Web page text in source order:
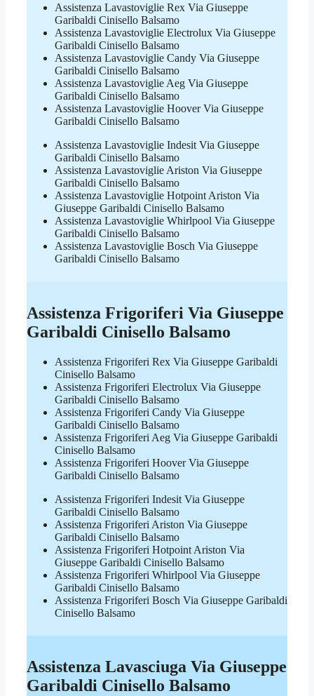
Assistenza Lavastoviglie Rex Via Giuseppe
Garibaldi Cinisello Balsamo
Assistenza Lavastoviglie Electrolux Via Giuseppe
Garibaldi Cinisello Balsamo
Assistenza Lavastoviglie Candy Via Giuseppe
Garibaldi Cinisello Balsamo
Assistenza Lavastoviglie Aeg Via Giuseppe
Garibaldi Cinisello Balsamo
Assistenza Lavastoviglie Hoover Via Giuseppe
Garibaldi Cinisello Balsamo
Assistenza Lavastoviglie Indesit Via Giuseppe
Garibaldi Cinisello Balsamo
Assistenza Lavastoviglie Ariston Via Giuseppe
Garibaldi Cinisello Balsamo
Assistenza Lavastoviglie Hotpoint Ariston Via
Giuseppe Garibaldi Cinisello Balsamo
Assistenza Lavastoviglie Whirlpool Via Giuseppe
Garibaldi Cinisello Balsamo
Assistenza Lavastoviglie Bosch Via Giuseppe
Garibaldi Cinisello Balsamo
Assistenza Frigoriferi Via Giuseppe
Garibaldi Cinisello Balsamo
Assistenza Frigoriferi Rex Via Giuseppe Garibaldi
Cinisello Balsamo
Assistenza Frigoriferi Electrolux Via Giuseppe
Garibaldi Cinisello Balsamo
Assistenza Frigoriferi Candy Via Giuseppe
Garibaldi Cinisello Balsamo
Assistenza Frigoriferi Aeg Via Giuseppe Garibaldi
Cinisello Balsamo
Assistenza Frigoriferi Hoover Via Giuseppe
Garibaldi Cinisello Balsamo
Assistenza Frigoriferi Indesit Via Giuseppe
Garibaldi Cinisello Balsamo
Assistenza Frigoriferi Ariston Via Giuseppe
Garibaldi Cinisello Balsamo
Assistenza Frigoriferi Hotpoint Ariston Via
Giuseppe Garibaldi Cinisello Balsamo
Assistenza Frigoriferi Whirlpool Via Giuseppe
Garibaldi Cinisello Balsamo
Assistenza Frigoriferi Bosch Via Giuseppe Garibaldi
Cinisello Balsamo
Assistenza Lavasciuga Via Giuseppe
Garibaldi Cinisello Balsamo